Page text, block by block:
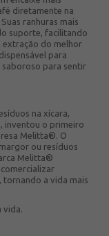
diretamente na
ranhuras mais
suporte, facilitando
extração do melhor
para
saboroso para sentir
na xícara,
inventou o primeiro
Melitta®. O
ou resíduos
Melitta®
a vida mais
vida.